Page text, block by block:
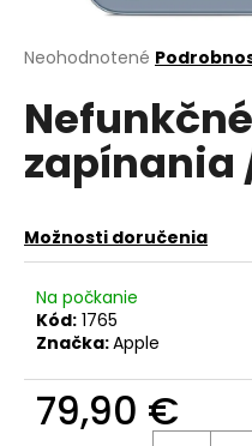
Priemerné
produktu
je
z
Neohodnotené
zapínania
Možnosti doručenia
Na počkanie
Kód: 1765
Značka:Apple
79,90 €
j
ť
?
O
d